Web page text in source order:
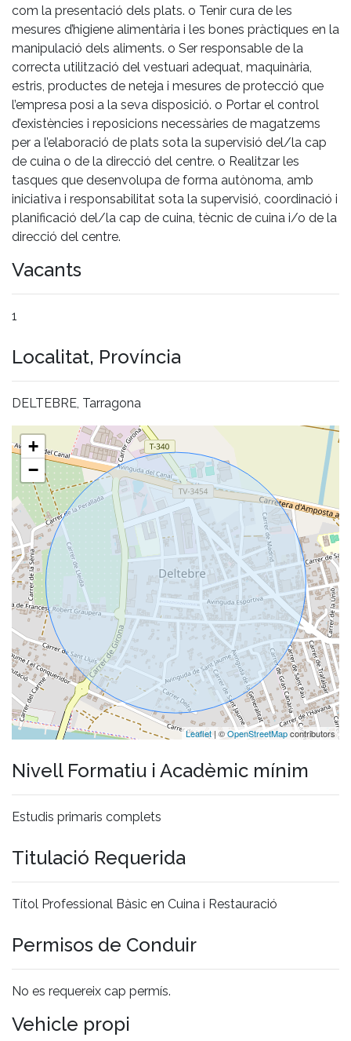
com la presentació dels plats. o Tenir cura de les
mesures d’higiene alimentària i les bones pràctiques en la
manipulació dels aliments. o Ser responsable de la
correcta utilització del vestuari adequat, maquinària,
estris, productes de neteja i mesures de protecció que
l’empresa posi a la seva disposició. o Portar el control
d’existències i reposicions necessàries de magatzems
per a l’elaboració de plats sota la supervisió del/la cap
de cuina o de la direcció del centre. o Realitzar les
tasques que desenvolupa de forma autònoma, amb
iniciativa i responsabilitat sota la supervisió, coordinació i
planificació del/la cap de cuina, tècnic de cuina i/o de la
direcció del centre.
Vacants
1
Localitat, Província
DELTEBRE, Tarragona
+
−
Leaflet| ©OpenStreetMapcontributors
Nivell Formatiu i Acadèmic mínim
Estudis primaris complets
Titulació Requerida
Títol Professional Bàsic en Cuina i Restauració
Permisos de Conduir
No es requereix cap permís.
Vehicle propi